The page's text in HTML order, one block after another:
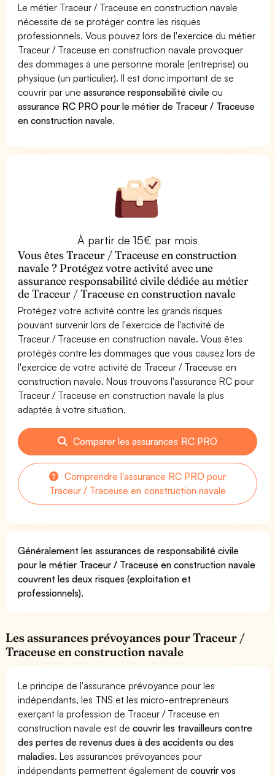
Le métier Traceur / Traceuse en construction navale
nécessite de se protéger contre les risques
professionnels. Vous pouvez lors de l'exercice du métier
Traceur / Traceuse en construction navale provoquer
des dommages à une personne morale (entreprise) ou
physique (un particulier). Il est donc important de se
couvrir par uneassurance responsabilité civile ou
assurance RC PRO pour le métier de Traceur / Traceuse
en construction navale.
À partir de 15€ par mois
Vous êtes Traceur / Traceuse en construction
navale ? Protégez votre activité avec une
assurance responsabilité civile dédiée au métier
de Traceur / Traceuse en construction navale
Protégez votre activité contre les grands risques
pouvant survenir lors de l'exercice de l'activité de
Traceur / Traceuse en construction navale. Vous êtes
protégés contre les dommages que vous causez lors de
l'exercice de votre activité de Traceur / Traceuse en
construction navale. Nous trouvons l'assurance RC pour
Traceur / Traceuse en construction navale la plus
adaptée à votre situation.
Comparer les assurances RC PRO
Comprendre l'assurance RC PRO pour
Traceur / Traceuse en construction navale
Généralement les assurances de responsabilité civile
pour le métier Traceur / Traceuse en construction navale
couvrent les deux risques (exploitation et
professionnels).
Les assurances prévoyances pour Traceur /
Traceuse en construction navale
Le principe de l'assurance prévoyance pour les
indépendants, les TNS et les micro-entrepreneurs
exerçant la profession de Traceur / Traceuse en
construction navale est decouvrir les travailleurs contre
des pertes de revenus dues à des accidents ou des
maladies. Les assurances prévoyances pour
indépendants permettent également decouvrir vos